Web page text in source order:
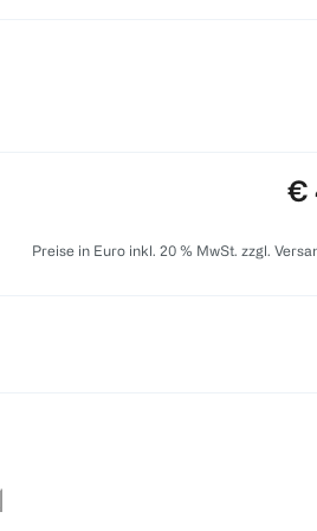
€
Preise in Euro inkl. 20 % MwSt. zzgl.